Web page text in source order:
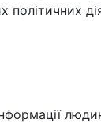
політичних